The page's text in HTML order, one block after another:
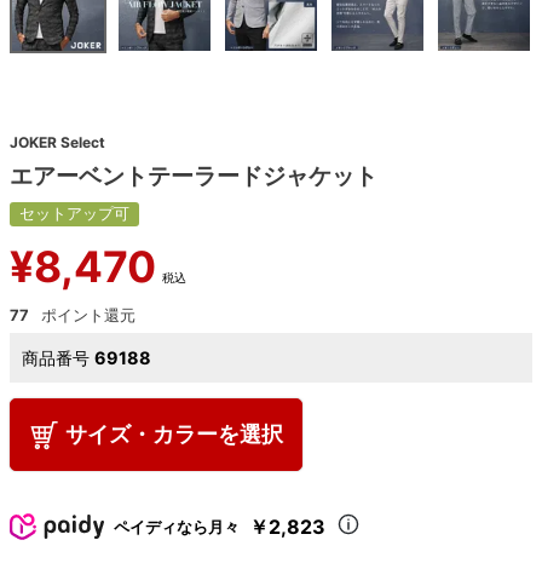
JOKER Select
エアーベントテーラードジャケット
セットアップ可
¥8,470 税込
77
商品番号 69188
サイズ・カラーを選択
ペイディなら月々 ￥2,823